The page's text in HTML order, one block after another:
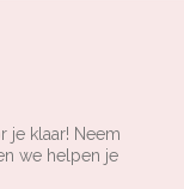
je klaar! Neem
we helpen je